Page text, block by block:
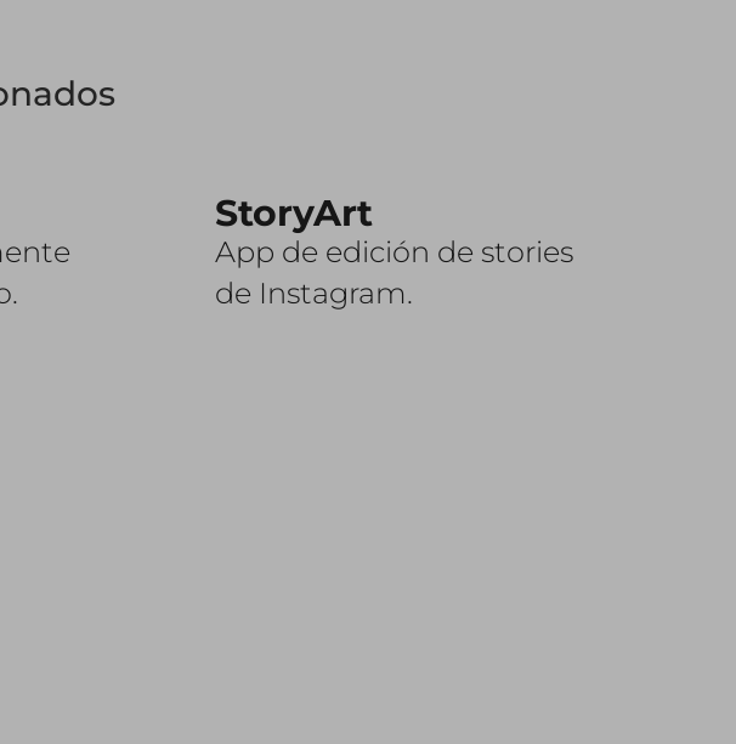
StoryArt
App de edición de stories
de Instagram.